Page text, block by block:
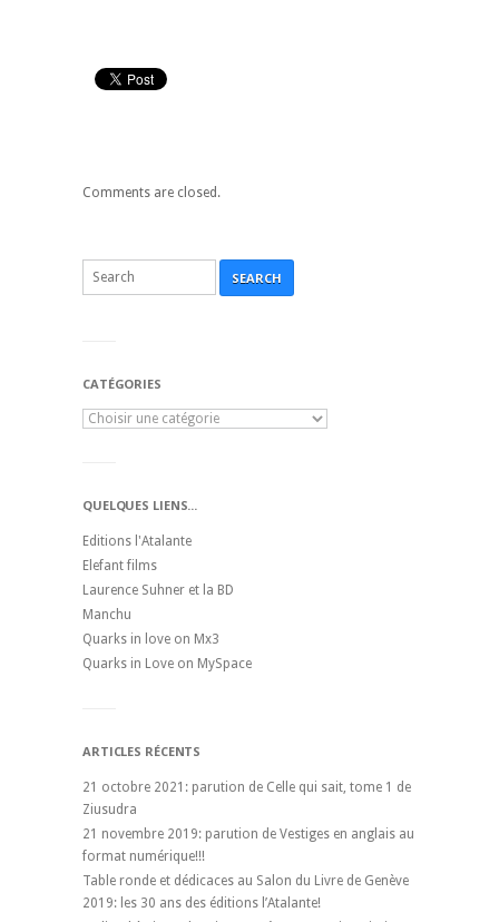
Comments are closed.
SEARCH
CATÉGORIES
QUELQUES LIENS...
Editions l'Atalante
Elefant films
Laurence Suhner et la BD
Manchu
Quarks in love on Mx3
Quarks in Love on MySpace
ARTICLES RÉCENTS
21 octobre 2021: parution de Celle qui sait, tome 1 de
Ziusudra
21 novembre 2019: parution de Vestiges en anglais au
format numérique!!!
Table ronde et dédicaces au Salon du Livre de Genève
2019: les 30 ans des éditions l’Atalante!